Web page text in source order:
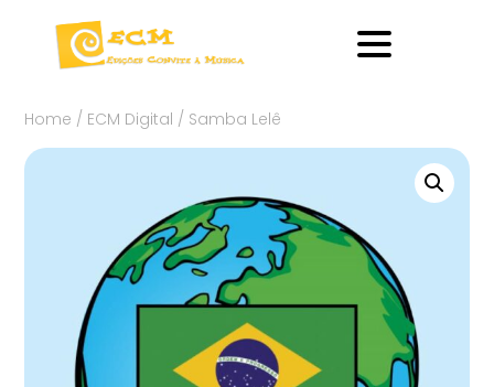
Home / ECM Digital / Samba Lelê